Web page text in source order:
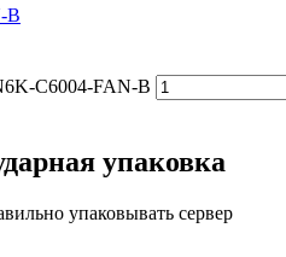
B
C6004-FAN-B
упаковка
упаковывать сервер